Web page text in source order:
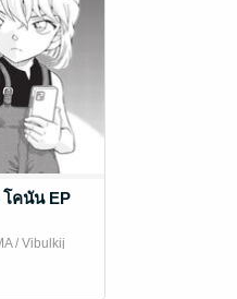
คนัน EP
/ Vibulkij